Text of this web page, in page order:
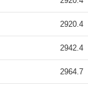
2920.4
2942.4
2964.7